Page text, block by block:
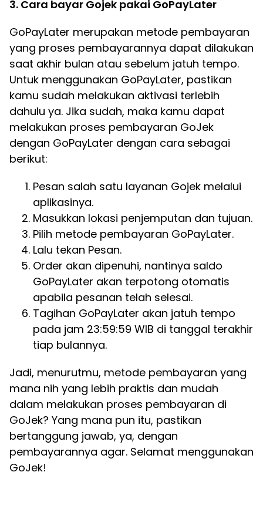
3. Cara bayar Gojek pakai GoPayLater
GoPayLater merupakan metode pembayaran
yang proses pembayarannya dapat dilakukan
saat akhir bulan atau sebelum jatuh tempo.
Untuk menggunakan GoPayLater, pastikan
kamu sudah melakukan aktivasi terlebih
dahulu ya. Jika sudah, maka kamu dapat
melakukan proses pembayaran GoJek
dengan GoPayLater dengan cara sebagai
berikut:
Pesan salah satu layanan Gojek melalui
aplikasinya.
Masukkan lokasi penjemputan dan tujuan.
Pilih metode pembayaran GoPayLater.
Lalu tekan Pesan.
Order akan dipenuhi, nantinya saldo
GoPayLater akan terpotong otomatis
apabila pesanan telah selesai.
Tagihan GoPayLater akan jatuh tempo
pada jam 23:59:59 WIB di tanggal terakhir
tiap bulannya.
Jadi, menurutmu, metode pembayaran yang
mana nih yang lebih praktis dan mudah
dalam melakukan proses pembayaran di
GoJek? Yang mana pun itu, pastikan
bertanggung jawab, ya, dengan
pembayarannya agar. Selamat menggunakan
GoJek!